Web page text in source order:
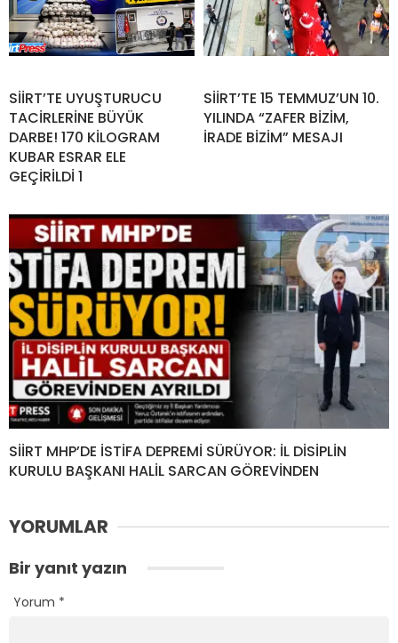
SİİRT’TE UYUŞTURUCU
TACİRLERİNE BÜYÜK
DARBE! 170 KİLOGRAM
KUBAR ESRAR ELE
GEÇİRİLDİ 1
SİİRT’TE 15 TEMMUZ’UN 10.
YILINDA “ZAFER BİZİM,
İRADE BİZİM” MESAJI
SİİRT MHP’DE İSTİFA DEPREMİ SÜRÜYOR: İL DİSİPLİN
KURULU BAŞKANI HALİL SARCAN GÖREVİNDEN
YORUMLAR
Bir yanıt yazın
Yorum *